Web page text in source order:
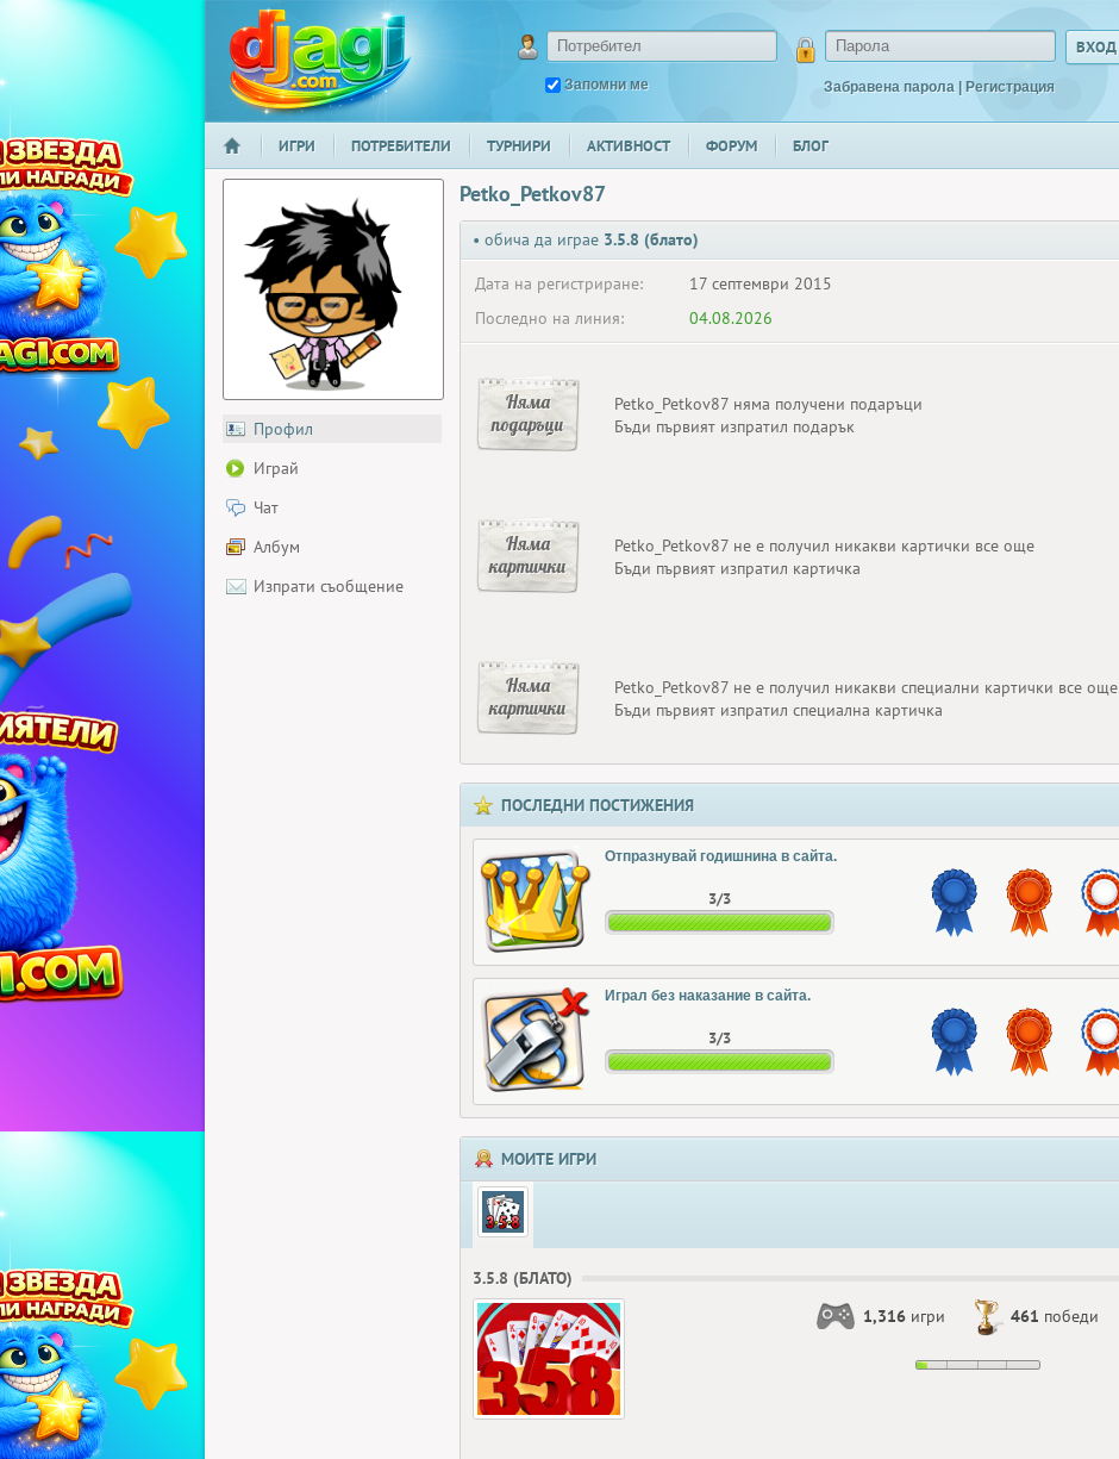
Запомни ме Забравена парола | Регистрация
НАЧАЛО
ИГРИ ПОТРЕБИТЕЛИ ТУРНИРИ АКТИВНОСТ ФОРУМ БЛОГ
Профил
Играй
Чат
Албум
Изпрати съобщение
Petko_Petkov87
• обича да играе 3.5.8 (блато)
Дата на регистриране:
17 септември 2015
Последно на линия:
04.08.2026
Няма
подаръци
Petko_Petkov87 няма получени подаръци
Бъди първият изпратил подарък
Няма
картички
Petko_Petkov87 не е получил никакви картички все още
Бъди първият изпратил картичка
Няма
картички
Petko_Petkov87 не е получил никакви специални картички все още
Бъди първият изпратил специална картичка
ПОСЛЕДНИ ПОСТИЖЕНИЯ
Отпразнувай годишнина в сайта.
3/3
Играл без наказание в сайта.
3/3
МОИТЕ ИГРИ
3.5.8 (БЛАТО)
1,316 игри 461 победи